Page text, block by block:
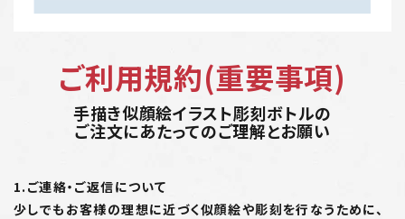
ご利用規約(重要事項)
手描き似顔絵イラスト彫刻ボトルの
ご注文にあたってのご理解とお願い
1.ご連絡・ご返信について
少しでもお客様の理想に近づく似顔絵や彫刻を行なうために、